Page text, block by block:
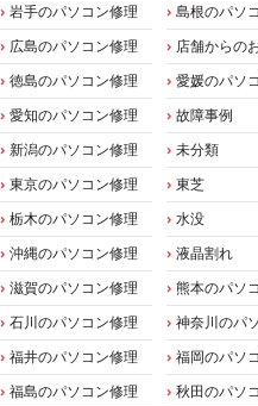
岩手のパソコン修理
島根のパソ
広島のパソコン修理
店舗からの
徳島のパソコン修理
愛媛のパソ
愛知のパソコン修理
故障事例
新潟のパソコン修理
未分類
東京のパソコン修理
東芝
栃木のパソコン修理
水没
沖縄のパソコン修理
液晶割れ
滋賀のパソコン修理
熊本のパソ
石川のパソコン修理
神奈川のパ
福井のパソコン修理
福岡のパソ
福島のパソコン修理
秋田のパソ